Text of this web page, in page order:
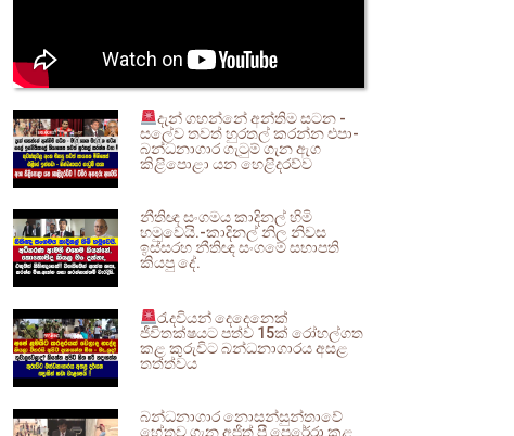
දැන් ගහන්නේ අන්තිම සටන -
සලේව තවත් හුරතල් කරන්න එපා-
බන්ධනාගාර ගැටුම් ගැන ඇග
කිළිපොළා යන හෙළිදරව්ව
නීතිඥ සංගමය කාදිනල් හිමි
හමුවෙයි.-කාදිනල් නිල නිවස
ඉස්සරහ නීතිඥ සංගමේ සභාපති
කියපු දේ.
රැදවියන් දෙදෙනෙක්
ජීවිතක්ෂයට පත්ව 15ක් රෝහල්ගත
කළ කුරුවිට බන්ධනාගාරය අසළ
තත්ත්වය
බන්ධනාගාර නොසන්සුන්තාවේ
හේතුව ගැන අජිත් පී පෙරේරා කළ